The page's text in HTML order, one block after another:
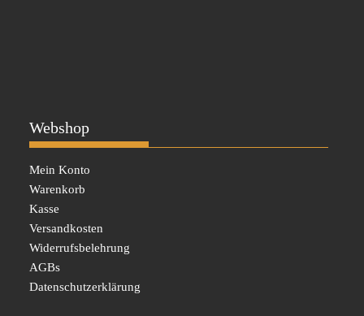
Webshop
Mein Konto
Warenkorb
Kasse
Versandkosten
Widerrufsbelehrung
AGBs
Datenschutzerklärung